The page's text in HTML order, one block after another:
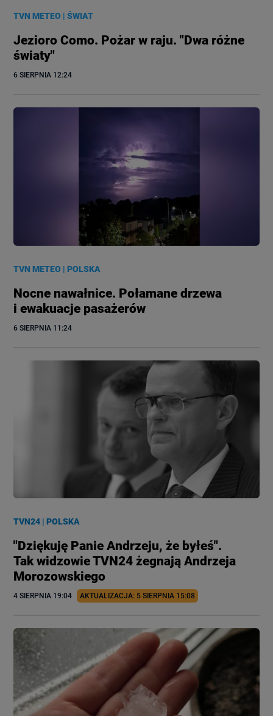
TVN METEO |ŚWIAT
Jezioro Como. Pożar w raju. "Dwa różne
światy"
6 SIERPNIA 12:24
TVN METEO |POLSKA
Nocne nawałnice. Połamane drzewa
i ewakuacje pasażerów
6 SIERPNIA 11:24
TVN24 |POLSKA
"Dziękuję Panie Andrzeju, że byłeś".
Tak widzowie TVN24 żegnają Andrzeja
Morozowskiego
4 SIERPNIA 19:04 AKTUALIZACJA: 5 SIERPNIA 15:08